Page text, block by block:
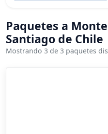
Paquetes a
Santiago de Chile
Mostrando 3 de 3 paquetes